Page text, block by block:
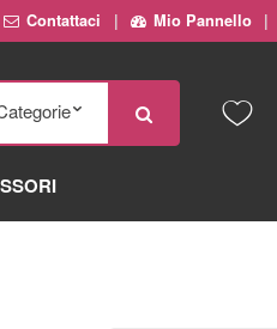
Contattaci Mio Pannello